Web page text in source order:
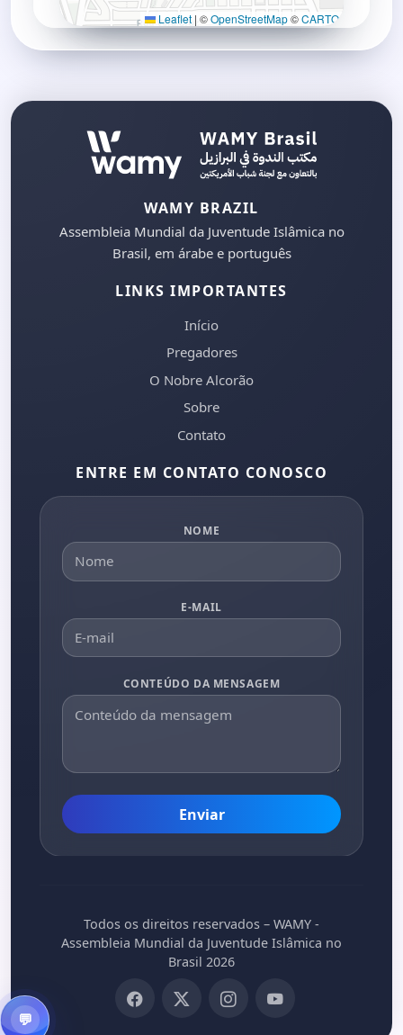
Leaflet | ©OpenStreetMap©CARTO
💬
WAMY BRAZIL
Assembleia Mundial da Juventude Islâmica no
Brasil, em árabe e português
LINKS IMPORTANTES
Início
Pregadores
O Nobre Alcorão
Sobre
Contato
ENTRE EM CONTATO CONOSCO
NOME
E-MAIL
CONTEÚDO DA MENSAGEM
Enviar
Todos os direitos reservados – WAMY -
Assembleia Mundial da Juventude Islâmica no
Brasil 2026